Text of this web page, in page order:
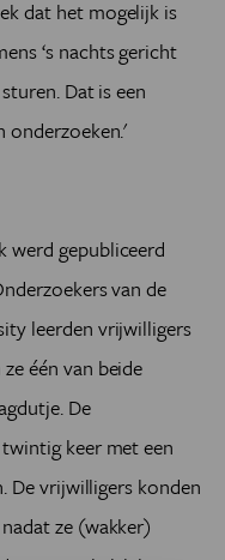
dat het mogelijk is
‘s nachts gericht
Dat is een
onderzoeken.'
werd gepubliceerd
van de
leerden vrijwilligers
één van beide
De
keer met een
De vrijwilligers konden
ze (wakker)